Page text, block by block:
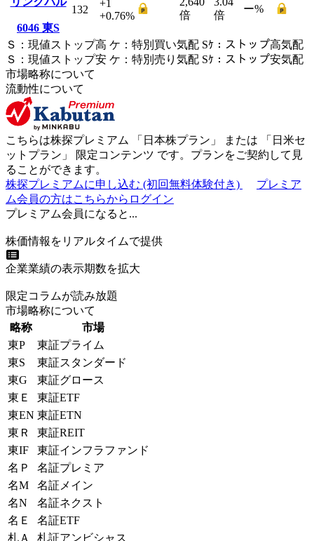
6046 東S
132
+1
+0.76%
倍
倍
ー%
Ｓ ： 現値ストップ高 ケ ： 特別買い気配 Sｹ ： ストップ高気配
Ｓ ： 現値ストップ安 ケ ： 特別売 り 気配 Sｹ ： ストップ安気配
市場略称について
流動性について
こちらは株探プレミアム 「 日本株プラン 」 または 「 日米セ
ットプラン 」 限定コンテンツ です。プランをご契約して見
ることができます。
株探プレミアムに申し込む (初回無料体験付き)
プレミア
ム会員の方はこちらからログイン
プレミアム会員になると...
株価情報をリアルタイムで提供
企業業績の表示期数を拡大
限定コラムが読み放題
市場略称について
略称
市場
東P
東証プライム
東S
東証スタンダード
東G
東証グロース
東Ｅ
東証ETF
東EN 東証ETN
東Ｒ
東証REIT
東IF
東証インフラファンド
名Ｐ
名証プレミア
名M
名証メイン
名N
名証ネクスト
名Ｅ
名証ETF
札Ａ
札証アンビシャス